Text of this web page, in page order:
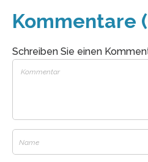
Kommentare
Schreiben Sie einen